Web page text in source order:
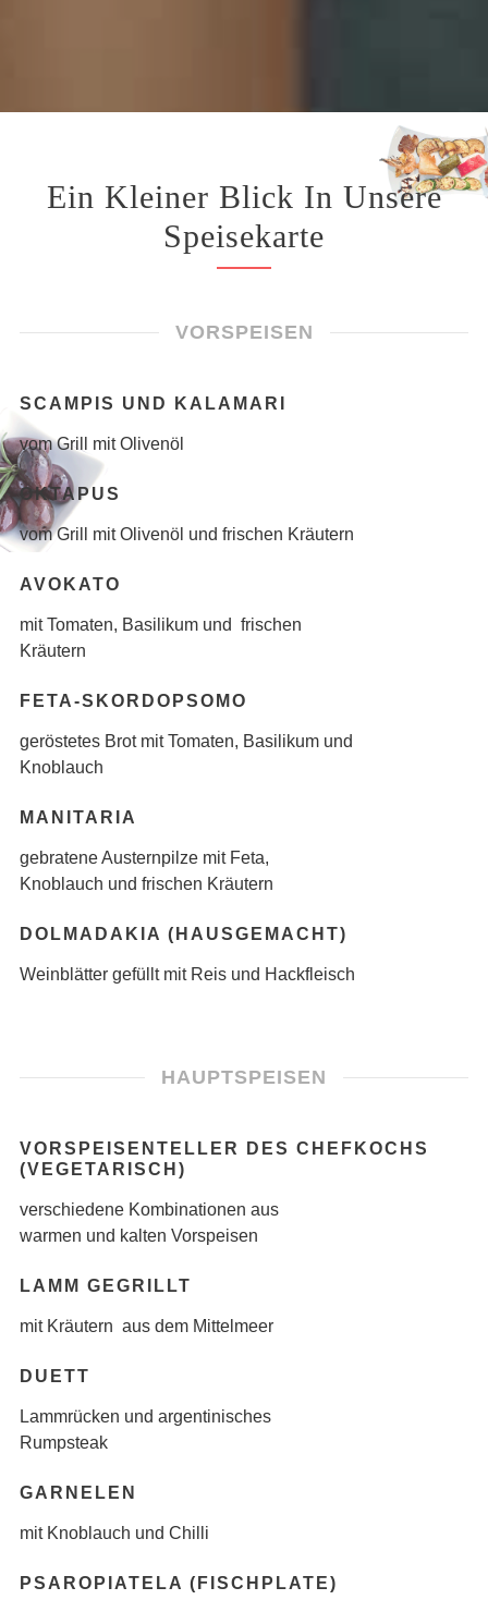
Ein Kleiner Blick In Unsere
Speisekarte
VORSPEISEN
SCAMPIS UND KALAMARI
vom Grill mit Olivenöl
OKTAPUS
vom Grill mit Olivenöl und frischen Kräutern
AVOKATO
mit Tomaten, Basilikum und frischen
Kräutern
FETA-SKORDOPSOMO
geröstetes Brot mit Tomaten, Basilikum und
Knoblauch
MANITARIA
gebratene Austernpilze mit Feta,
Knoblauch und frischen Kräutern
DOLMADAKIA (HAUSGEMACHT)
Weinblätter gefüllt mit Reis und Hackfleisch
HAUPTSPEISEN
VORSPEISENTELLER DES CHEFKOCHS
(VEGETARISCH)
verschiedene Kombinationen aus
warmen und kalten Vorspeisen
LAMM GEGRILLT
mit Kräutern aus dem Mittelmeer
DUETT
Lammrücken und argentinisches
Rumpsteak
GARNELEN
mit Knoblauch und Chilli
PSAROPIATELA (FISCHPLATE)